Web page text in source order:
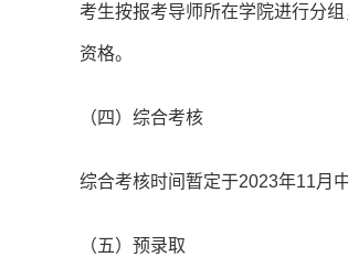
考生按报考导师所在学院进行分
资格。
（四）综合考核
综合考核时间暂定于2023年11月
（五）预录取